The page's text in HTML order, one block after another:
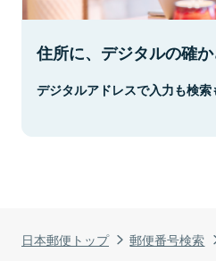
日本郵便トップ 郵便番号検索
住所に、デジタルの確か
デジタルアドレスで入力も検索